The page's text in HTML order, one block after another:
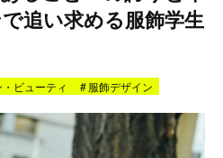
追い求める服飾学生
ビューティ #服飾デザイン